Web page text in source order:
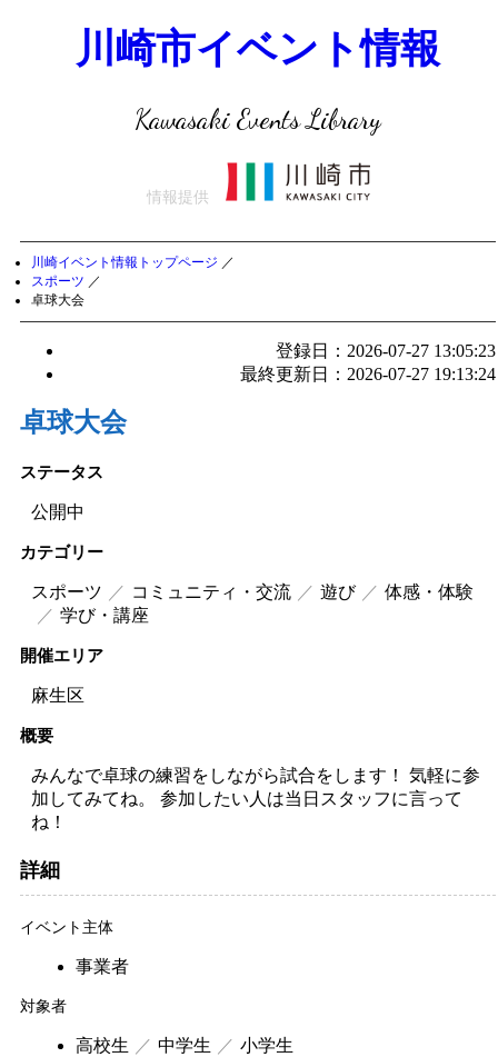
川崎市イベント情報
Kawasaki Events Library
情報提供
川崎イベント情報トップページ ／
スポーツ ／
卓球大会
登録日：2026-07-27 13:05:23
最終更新日：2026-07-27 19:13:24
卓球大会
ステータス
公開中
カテゴリー
スポーツ コミュニティ・交流 遊び
体感・体験
学び・講座
開催エリア
麻生区
概要
みんなで卓球の練習をしながら試合をします！ 気軽に参
加してみてね。 参加したい人は当日スタッフに言って
ね！
詳細
イベント主体
事業者
対象者
高校生 中学生
小学生